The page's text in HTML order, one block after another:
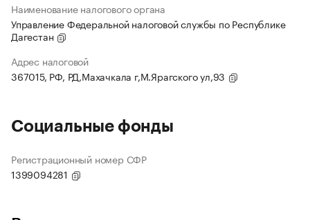
Наименование налогового органа
Управление Федеральной налоговой службы по Республике
Дагестан
Адрес налоговой
367015, РФ, РД,Махачкала г,М.Ярагского ул,93
Социальные фонды
Регистрационный номер СФР
1399094281